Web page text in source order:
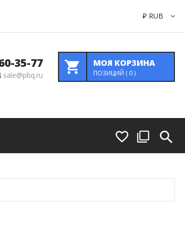
₽ RUB
МОЯ КОРЗИНА
ПОЗИЦИЙ ( 0)
35-77
sale@pbq.ru